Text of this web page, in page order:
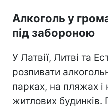
Алкоголь у
під забороною
У Латвії, Литві та
розпивати
парках, на пляжах і
житлових